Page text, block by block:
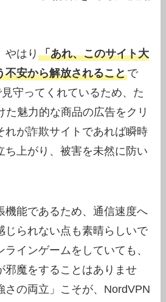
やはり「あれ、このサイト大
不安から解放されることで
守ってくれているため、た
た魅力的な商品の広告をクリ
れが詐欺サイトであれば瞬時
ち上がり、被害を未然に防い
機能であるため、通信速度へ
じられない点も素晴らしいで
インゲームをしていても、
邪魔をすることはありませ
さの両立」こそが、NordVPN